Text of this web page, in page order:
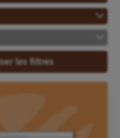
les filtres